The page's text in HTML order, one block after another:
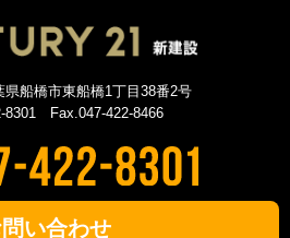
い合わせ
県船橋市東船橋1丁目38番2号
8301 Fax.047-422-8466
リシー サイトマップ